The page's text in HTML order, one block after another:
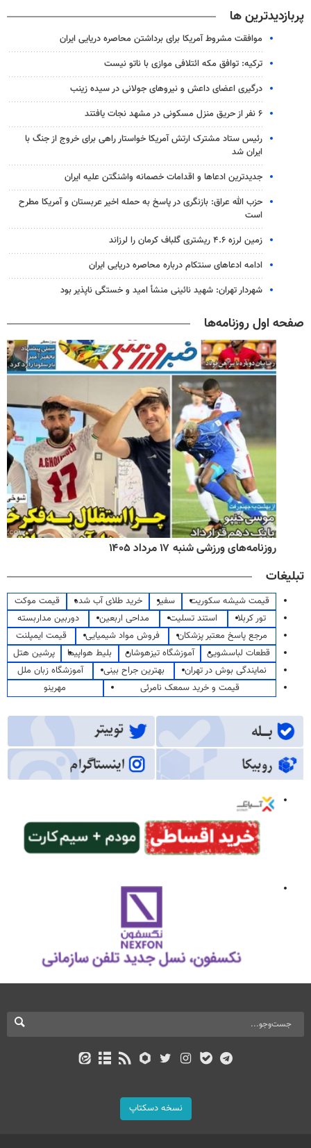
پربازدیدترین ها
موافقت مشروط آمریکا برای برداشتن محاصره دریایی ایران
ترکیه: توافق مکه ائتلافی موازی با ناتو نیست
درگیری اعضای داعش و نیروهای جولانی در سیده زینب
۶ نفر از حریق منزل مسکونی در مشهد نجات یافتند
رئیس ستاد مشترک ارتش آمریکا خواستار راهی برای خروج از جنگ با
ایران شد
جدیدترین ادعاها و اقدامات خصمانه واشنگتن علیه ایران
حزب الله عراق: بازنگری در پاسخ به حمله اخیر عربستان و آمریکا مطرح
است
زمین لرزه ۴.۶ ریشتری گلباف کرمان را لرزاند
ادامه ادعاهای سنتکام درباره محاصره دریایی ایران
شهردار تهران: شهید نائینی منشأ امید و خستگی‌ ناپذیر بود
صفحه اول روزنامه‌ها
روزنامه‌های ورزشی شنبه ۱۷ مرداد ۱۴۰۵
تبلیغات
قیمت شیشه سکوریت سفیر خرید طلای آب شده
قیمت موکت
تور کربلا
استند تسلیت مداحی اربعین
دوربین مداربسته
مرجع پاسخ معتبر پزشکان
فروش مواد شیمیایی
قیمت ایمپلنت
قطعات لباسشویی
آموزشگاه تیزهوشان بلیط هواپیما
پرشین هتل
نمایندگی بوش در تهران
بهترین جراح بینی
آموزشگاه زبان ملل
قیمت و خرید سمعک نامرئی
مهرینو
نسخه دسکتاپ